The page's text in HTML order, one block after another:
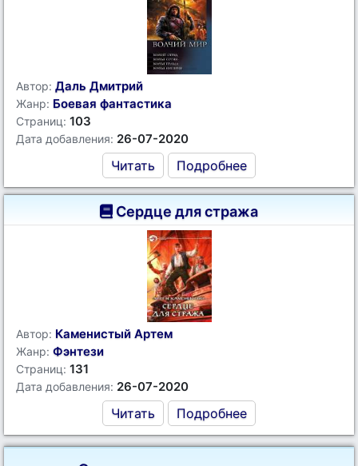
Автор: Даль Дмитрий
Жанр: Боевая фантастика
Страниц: 103
Дата добавления: 26-07-2020
Читать Подробнее
Сердце для стража
Автор: Каменистый Артем
Жанр: Фэнтези
Страниц: 131
Дата добавления: 26-07-2020
Читать Подробнее